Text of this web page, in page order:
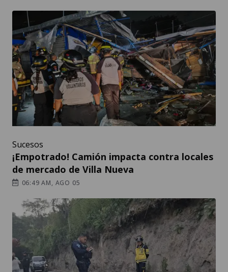
Sucesos
¡Empotrado! Camión impacta contra locales
de mercado de Villa Nueva
06:49 AM, AGO 05